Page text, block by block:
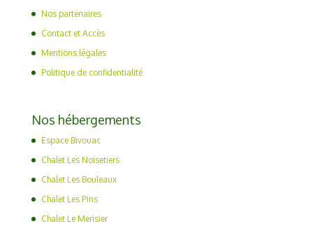
Nos partenaires
Contact et Accès
Mentions légales
Politique de confidentialité
Nos hébergements
Espace Bivouac
Chalet Les Noisetiers
Chalet Les Bouleaux
Chalet Les Pins
Chalet Le Merisier